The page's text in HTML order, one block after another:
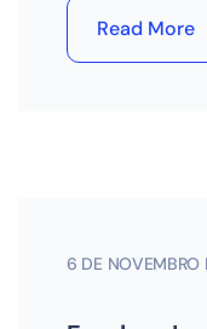
Read More
6 DE NOVEMBRO